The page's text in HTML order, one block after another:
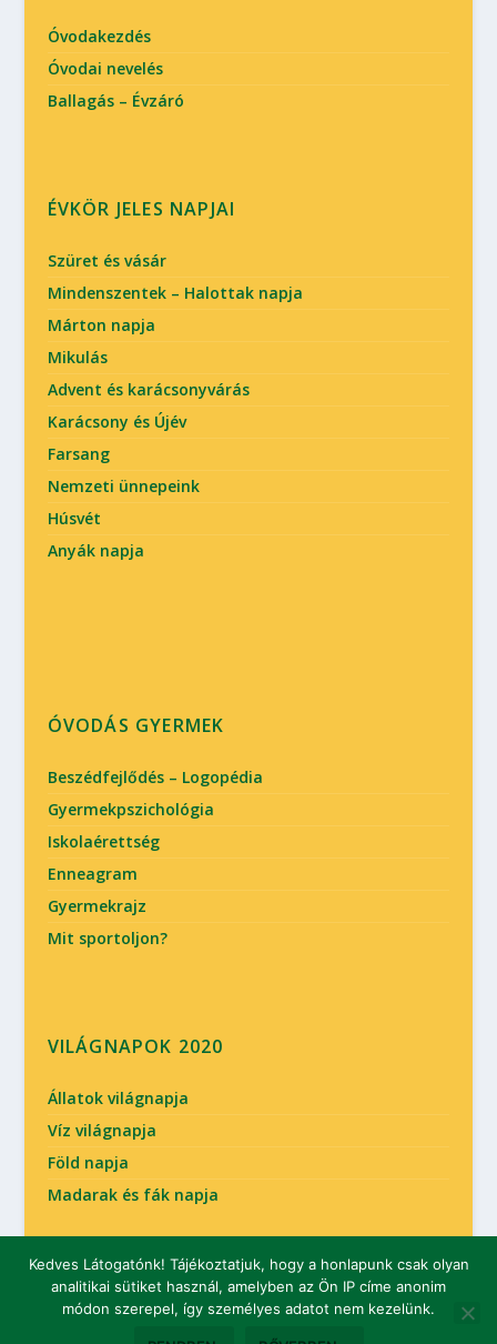
Óvodakezdés
Óvodai nevelés
Ballagás – Évzáró
ÉVKÖR JELES NAPJAI
Szüret és vásár
Mindenszentek – Halottak napja
Márton napja
Mikulás
Advent és karácsonyvárás
Karácsony és Újév
Farsang
Nemzeti ünnepeink
Húsvét
Anyák napja
ÓVODÁS GYERMEK
Beszédfejlődés – Logopédia
Gyermekpszichológia
Iskolaérettség
Enneagram
Gyermekrajz
Mit sportoljon?
VILÁGNAPOK 2020
Állatok világnapja
Víz világnapja
Föld napja
Madarak és fák napja
Tervezte:Elegant Themes| Üzemeltető:WordPress
Kedves Látogatónk! Tájékoztatjuk, hogy a honlapunk csak olyan
analitikai sütiket használ, amelyben az Ön IP címe anonim
módon szerepel, így személyes adatot nem kezelünk.